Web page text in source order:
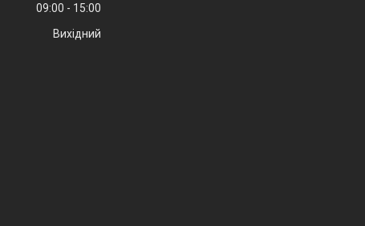
09:00
15:00
Вихідний